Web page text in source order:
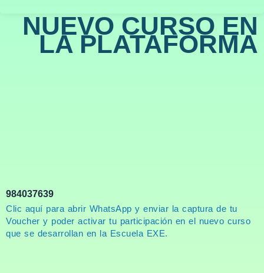
NUEVO CURSO EN
LA PLATAFORMA
984037639
Clic aquí para abrir WhatsApp y enviar la captura de tu
Voucher y poder activar tu participación en el nuevo curso
que se desarrollan en la Escuela EXE.